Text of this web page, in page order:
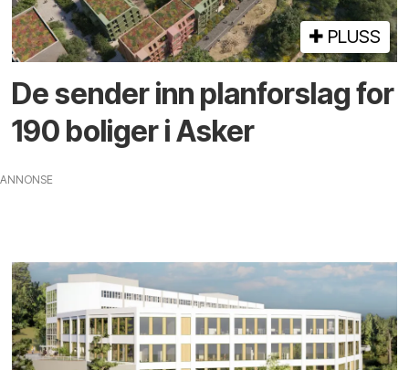
PLUSS
De sender inn planforslag for
190 boliger i Asker
ANNONSE